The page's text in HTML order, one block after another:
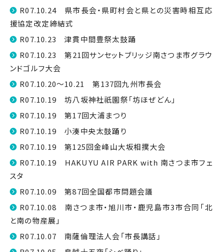
R07.10.24 県市長会・県町村会と県との災害時相互応
援協定改定締結式
R07.10.23 津貫中間豊祭太鼓踊
R07.10.23 第21回サンセットブリッジ南さつま市グラウ
ンドゴルフ大会
R07.10.20～10.21 第137回九州市長会
R07.10.19 坊八坂神社祇園祭「坊ほぜどん」
R07.10.19 第17回大浦まつり
R07.10.19 小湊中央太鼓踊り
R07.10.19 第125回金峰山大坂相撲大会
R07.10.19 HAKUYU AIR PARK with 南さつま市フェ
スタ
R07.10.09 第87回全国都市問題会議
R07.10.08 南さつま市・旭川市・鹿児島市3市合同「北
と南の物産展」
R07.10.07 南薩倫理法人会「市長講話」